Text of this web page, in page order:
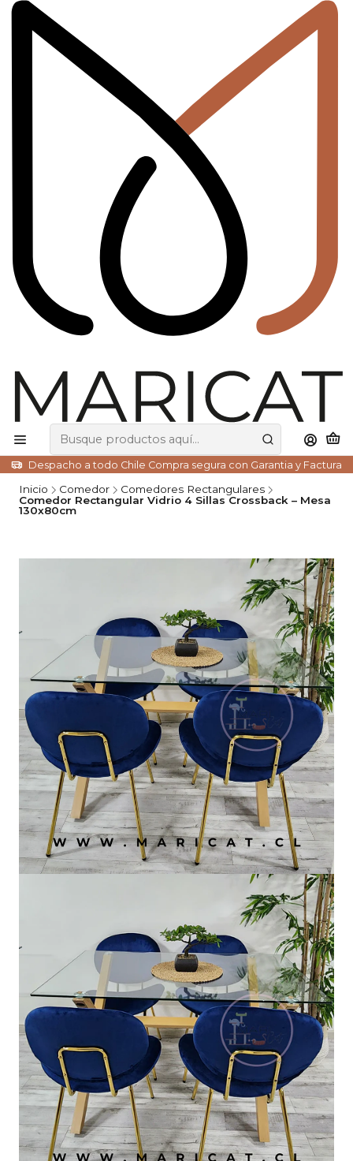
Despacho a todo Chile Compra segura con Garantia y Factura
Inicio Comedor
Comedores Rectangulares
Comedor Rectangular Vidrio 4 Sillas Crossback – Mesa
130x80cm